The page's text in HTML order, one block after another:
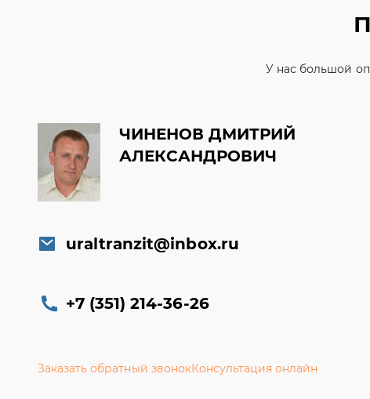
У нас большой
ЧИНЕНОВ ДМИТРИЙ
АЛЕКСАНДРОВИЧ
uraltranzit@inbox.ru
+7 (351) 214-36-26
Заказать обратный звонокКонсультация онлайн